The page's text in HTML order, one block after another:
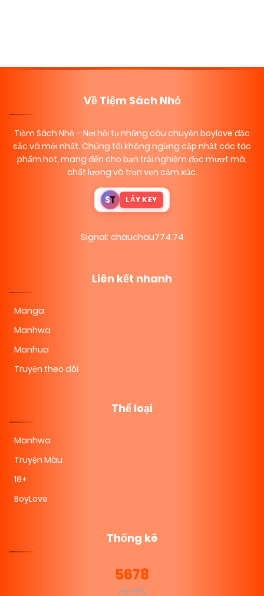
Về Tiệm Sách Nhỏ
Tiệm Sách Nhỏ – Nơi hội tụ những câu chuyện boylove đặc
sắc và mới nhất. Chúng tôi không ngừng cập nhật các tác
phẩm hot, mang đến cho bạn trải nghiệm đọc mượt mà,
chất lượng và trọn vẹn cảm xúc.
ST LẤY KEY
Signal: chauchau774.74
Liên kết nhanh
Manga
Manhwa
Manhua
Truyện theo dõi
Thể loại
Manhwa
Truyện Màu
18+
BoyLove
Thống kê
5678
TRUYỆN